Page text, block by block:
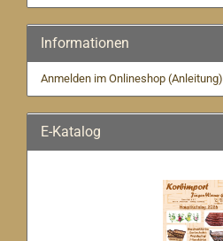
Informationen
Anmelden im Onlineshop (Anleitung)
E-Katalog